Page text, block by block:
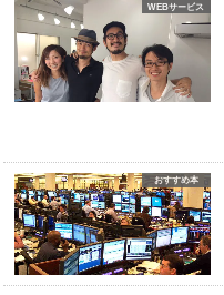
WEBサービス
おすすめ本